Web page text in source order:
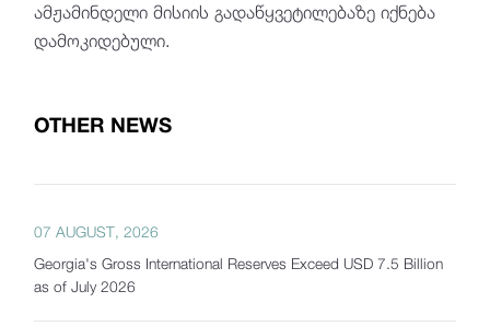
ამჟამინდელი მისიის გადაწყვეტილებაზე იქნება
დამოკიდებული.
OTHER NEWS
07 AUGUST, 2026
Georgia's Gross International Reserves Exceed USD 7.5 Billion
as of July 2026